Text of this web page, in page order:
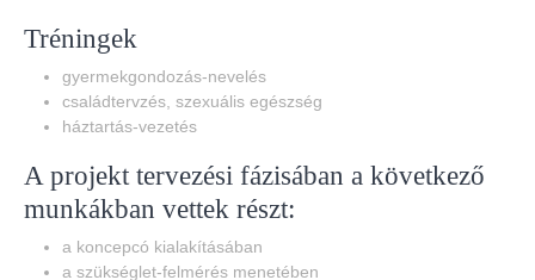
Tréningek
gyermekgondozás-nevelés
családtervzés, szexuális egészség
háztartás-vezetés
A projekt tervezési fázisában a következő
munkákban vettek részt:
a koncepcó kialakításában
a szükséglet-felmérés menetében